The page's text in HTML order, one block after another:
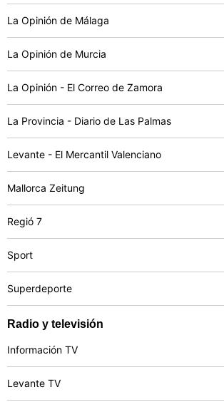
La Opinión de Málaga
La Opinión de Murcia
La Opinión - El Correo de Zamora
La Provincia - Diario de Las Palmas
Levante - El Mercantil Valenciano
Mallorca Zeitung
Regió 7
Sport
Superdeporte
Radio y televisión
Información TV
Levante TV